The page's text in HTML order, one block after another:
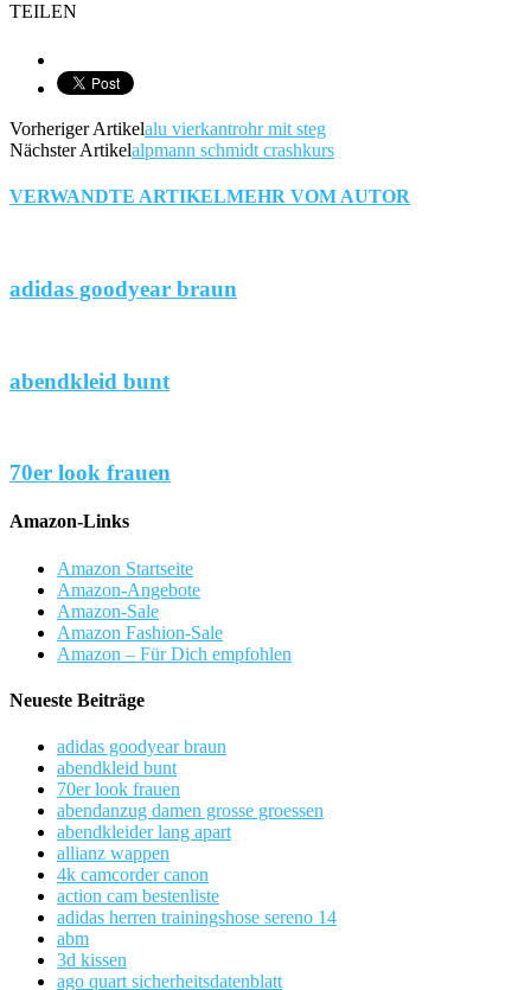
TEILEN
Vorheriger Artikelalu vierkantrohr mit steg
Nächster Artikelalpmann schmidt crashkurs
VERWANDTE ARTIKELMEHR VOM AUTOR
adidas goodyear braun
abendkleid bunt
70er look frauen
Amazon-Links
Amazon Startseite
Amazon-Angebote
Amazon-Sale
Amazon Fashion-Sale
Amazon – Für Dich empfohlen
Neueste Beiträge
adidas goodyear braun
abendkleid bunt
70er look frauen
abendanzug damen grosse groessen
abendkleider lang apart
allianz wappen
4k camcorder canon
action cam bestenliste
adidas herren trainingshose sereno 14
abm
3d kissen
ago quart sicherheitsdatenblatt